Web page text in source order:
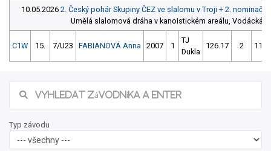
10.05.2026 2. Český pohár Skupiny ČEZ ve slalomu v Troji + 2.
Umělá slalomová dráha v kanoistickém areálu, Vodácká
C1W 15. 7/U23 FABIANOVÁ Anna 2007 1
TJ
Dukla
126.17 2
Typ závodu